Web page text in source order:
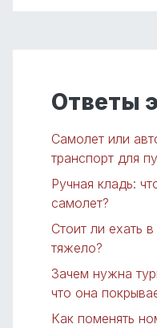
Ответы
Самолет или
транспорт для
Ручная кладь:
самолет?
Стоит ли ехать
тяжело?
Зачем нужна
что она
Как поменять